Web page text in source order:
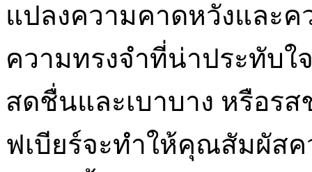
แปลงความคาดหวังและ
ความทรงจำที่น่าประทับ
สดชื่นและเบาบาง หรือร
ฟเบียร์จะทำให้คุณสัมผัส